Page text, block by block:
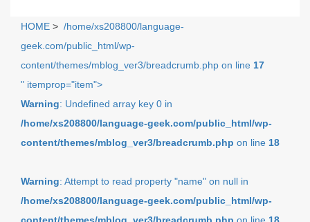
HOME > /home/xs208800/language-
geek.com/public_html/wp-
content/themes/mblog_ver3/breadcrumb.php on line 17
" itemprop="item">
Warning: Undefined array key 0 in
/home/xs208800/language-geek.com/public_html/wp-
content/themes/mblog_ver3/breadcrumb.php on line 18
Warning: Attempt to read property "name" on null in
/home/xs208800/language-geek.com/public_html/wp-